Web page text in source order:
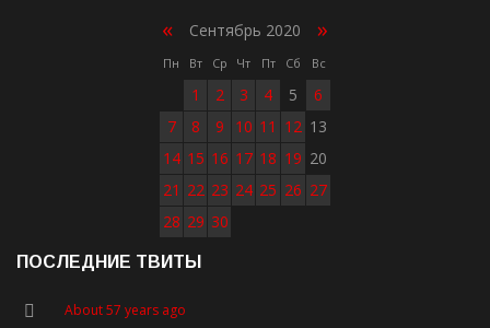
« Сентябрь 2020 »
Пн Вт Ср Чт Пт Сб Вс
1 2 3 4 5
6
7
8 9 10 11 12 13
14 15 16 17 18 19 20
21 22 23 24 25 26 27
28 29 30
ПОСЛЕДНИЕ ТВИТЫ
About 57 years ago